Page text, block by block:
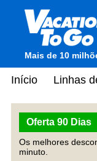
Mais de 10
Início Linhas
Oferta 90 Dias
Os melhores
minuto.